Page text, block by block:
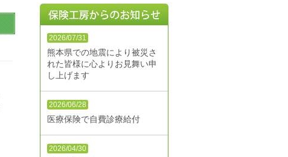
2026/07/31
熊本県での地震により被災さ
れた皆様に心よりお見舞い申
し上げます
2026/06/28
医療保険で自費診療給付
2026/04/30